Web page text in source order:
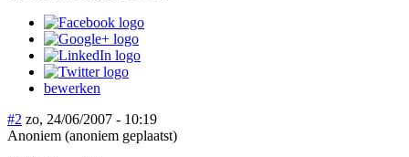
bewerken
#2 zo, 24/06/2007 - 10:19
Anoniem (anoniem geplaatst)